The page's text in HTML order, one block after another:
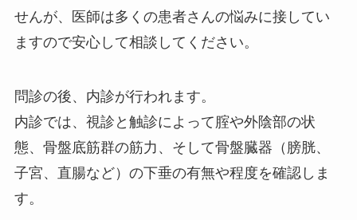
せんが、医師は多くの患者さんの悩みに接してい
ますので安心して相談してください。
問診の後、内診が行われます。
内診では、視診と触診によって腟や外陰部の状
態、骨盤底筋群の筋力、そして骨盤臓器（膀胱、
子宮、直腸など）の下垂の有無や程度を確認しま
す。